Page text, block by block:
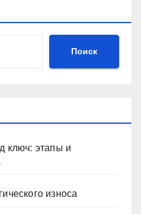
Поиск
ключ: этапы и
износа